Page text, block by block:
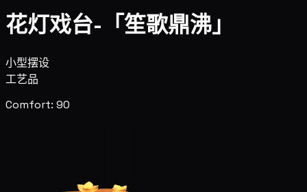
花灯戏台-「笙歌鼎沸」
小型摆设
工艺品
Comfort: 90